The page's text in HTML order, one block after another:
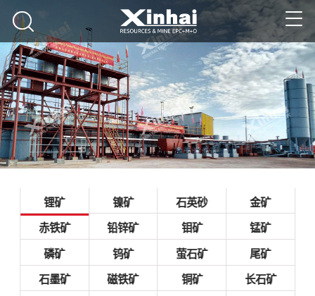
锂矿 镍矿 石英砂
金矿
赤铁矿
铅锌矿 钼矿
锰矿
磷矿
钨矿 萤石矿
尾矿
石墨矿
磁铁矿 铜矿
长石矿